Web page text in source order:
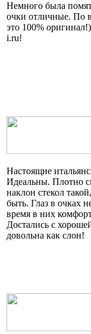
Немного была
очки отличные. По
это 100%
i.ru!
Настоящие
Идеальны. Плотно
наклон стекол
быть. Глаз в очках
время в них
Достались с
довольна как слон!